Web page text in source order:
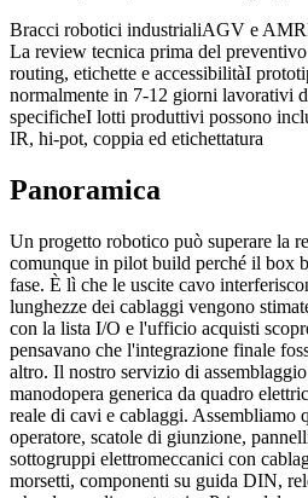
Bracci robotici industrialiAGV e AMR
La review tecnica prima del
routing, etichette e accessibilitàI
normalmente in 7-12 giorni lavorativi
specificheI lotti produttivi possono
IR, hi-pot, coppia ed etichettatura
Panoramica
Un progetto robotico può superare la
comunque in pilot build perché il box
fase. È lì che le uscite cavo
lunghezze dei cablaggi vengono
con la lista I/O e l'ufficio acquisti
pensavano che l'integrazione finale
altro. Il nostro servizio di
manodopera generica da quadro
reale di cavi e cablaggi. Assembliamo
operatore, scatole di giunzione,
sottogruppi elettromeccanici con
morsetti, componenti su guida DIN,